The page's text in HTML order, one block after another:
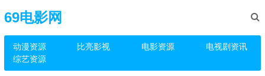
69电影网
动漫资源 比亮影视 电影资源
电视剧资讯
综艺资源